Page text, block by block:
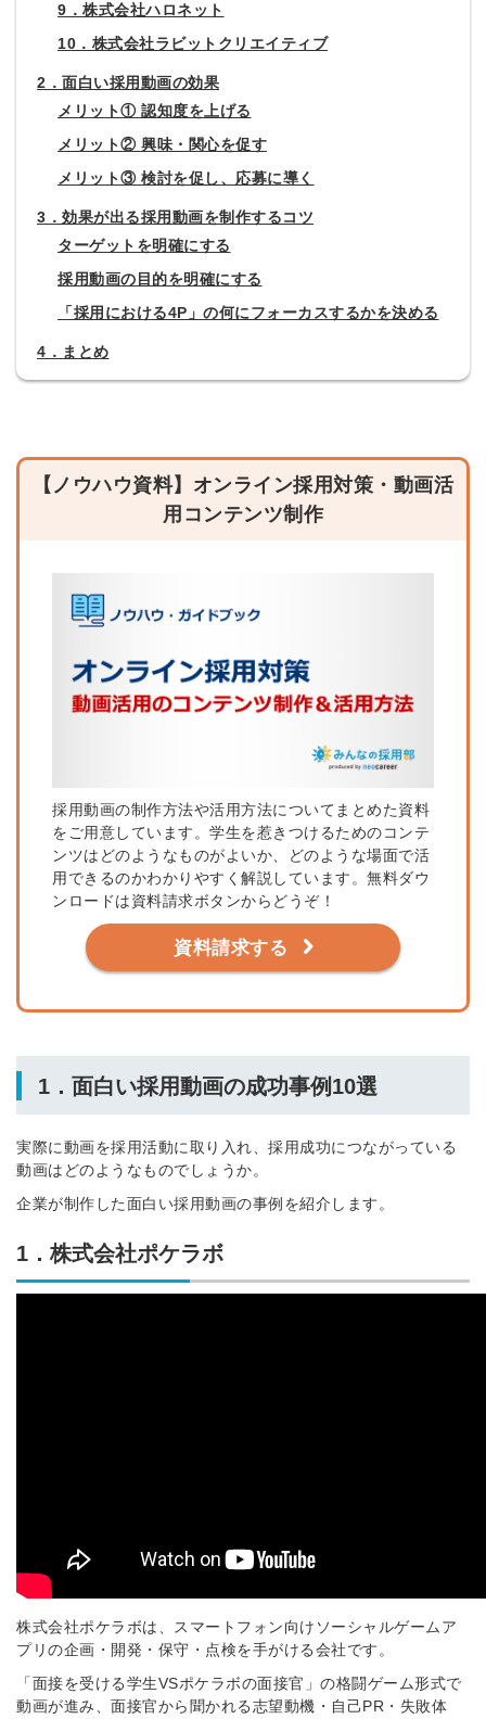
9．株式会社ハロネット
10．株式会社ラビットクリエイティブ
2．面白い採用動画の効果
メリット① 認知度を上げる
メリット② 興味・関心を促す
メリット③ 検討を促し、応募に導く
3．効果が出る採用動画を制作するコツ
ターゲットを明確にする
採用動画の目的を明確にする
「採用における4P」の何にフォーカスするかを決める
4．まとめ
【ノウハウ資料】オンライン採用対策・動画活
用コンテンツ制作
採用動画の制作方法や活用方法についてまとめた資料
をご用意しています。学生を惹きつけるためのコンテ
ンツはどのようなものがよいか、どのような場面で活
用できるのかわかりやすく解説しています。無料ダウ
ンロードは資料請求ボタンからどうぞ！
資料請求する
1．面白い採用動画の成功事例10選
実際に動画を採用活動に取り入れ、採用成功につながっている
動画はどのようなものでしょうか。
企業が制作した面白い採用動画の事例を紹介します。
1．株式会社ポケラボ
株式会社ポケラボは、スマートフォン向けソーシャルゲームア
プリの企画・開発・保守・点検を手がける会社です。
「面接を受ける学生VSポケラボの面接官」の格闘ゲーム形式で
動画が進み、面接官から聞かれる志望動機・自己PR・失敗体